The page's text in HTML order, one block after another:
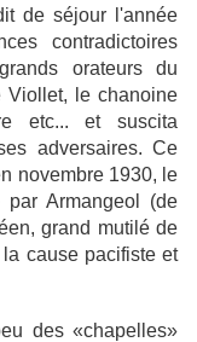
de séjour l'année
contradictoires
orateurs du
Viollet, le chanoine
etc... et suscita
adversaires. Ce
novembre 1930, le
Armangeol (de
grand mutilé de
cause pacifiste et
des «chapelles»